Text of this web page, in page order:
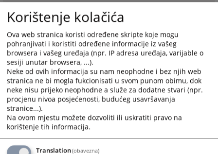
Razgledanje spisa
Stranke u postupku i njihovi punomoćnici mogu
razgledati spise uz podnijetu molbu.
Stranka je dužna da podnese molbu za razgledanje
spisa koja sadrži broj predmeta.
Referent za upravljanje predmetima nakon odobrenja
molbe informiše stranku o vremenu kada se spisi
Korištenje kolačića
Ova web stranica koristi određene skripte koje mogu
pohranjivati i koristiti određene informacije iz vašeg
browsera i vašeg uređaja (npr. IP adresa uređaja, varijable o
sesiji unutar browsera, ...).
Neke od ovih informacija su nam neophodne i bez njih web
stranica ne bi mogla fukcionisati u svom punom obimu, dok
neke nisu prijeko neophodne a služe za dodatne stvari (npr.
procjenu nivoa posjećenosti, budućeg usavršavanja
stranice...).
Na ovom mjestu možete dozvoliti ili uskratiti pravo na
korištenje tih informacija.
Translation(obavezna)